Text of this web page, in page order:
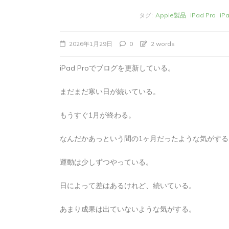
タグ: Apple製品 iPad Pro
2026年1月29日 0 2 words
iPad Proでブログを更新している。
まだまだ寒い日が続いている。
もうすぐ1月が終わる。
なんだかあっという間の1ヶ月だったような気がする
運動は少しずつやっている。
日によって差はあるけれど、続いている。
あまり成果は出ていないような気がする。
グ:
Mac
NINTENDO Switch２
あつまれどうぶつの森
か